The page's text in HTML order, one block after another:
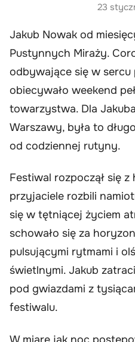
23
Jakub Nowak od
Pustynnych Miraży.
odbywające się w sercu
obiecywało weekend
towarzystwa. Dla
Warszawy, była to
od codziennej rutyny.
Festiwal rozpoczął się z
przyjaciele rozbili
się w tętniącej życiem
schowało się za
pulsującymi rytmami i
świetlnymi. Jakub
pod gwiazdami z
festiwalu.